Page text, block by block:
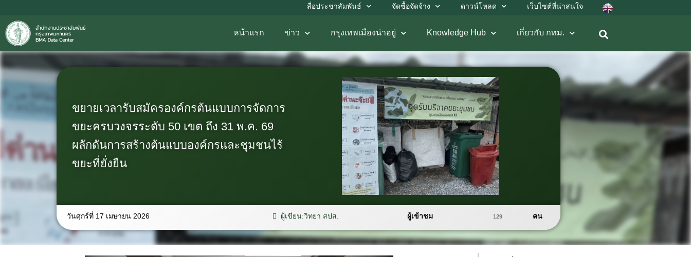
สื่อประชาสัมพันธ์ จัดซื้อจัดจ้าง ดาวน์โหลด เว็บไซต์ที่น่าสนใจ
หน้าแรก ข่าว กรุงเทพเมืองน่าอยู่ Knowledge Hub เกี่ยวกับ กทม.
ขยายเวลารับสมัครองค์กรต้นแบบการจัดการ
ขยะครบวงจรระดับ 50 เขต ถึง 31 พ.ค. 69
ผลักดันการสร้างต้นแบบองค์กรและชุมชนไร้
ขยะที่ยั่งยืน
วันศุกร์ที่ 17 เมษายน 2026 ผู้เขียน:วิทยา สปส. ผู้เข้าชม 129 คน